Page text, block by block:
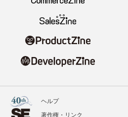
ヘルプ
著作権・リンク